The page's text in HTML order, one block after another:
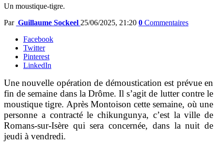
Un moustique-tigre.
Par Guillaume Sockeel 25/06/2025, 21:20 0 Commentaires
Facebook
Twitter
Pinterest
LinkedIn
Une nouvelle opération de démoustication est prévue en
fin de semaine dans la Drôme. Il s’agit de lutter contre le
moustique tigre. Après Montoison cette semaine, où une
personne a contracté le chikungunya, c’est la ville de
Romans-sur-Isère qui sera concernée, dans la nuit de
jeudi à vendredi.